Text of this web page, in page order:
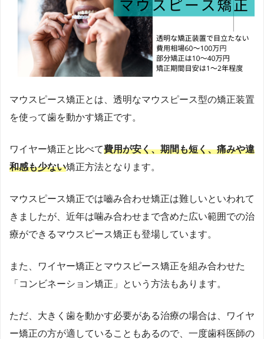
マウスピース矯正とは、透明なマウスピース型の矯正装置
を使って歯を動かす矯正です。
ワイヤー矯正と比べて費用が安く、期間も短く、痛みや違
和感も少ない矯正方法となります。
マウスピース矯正では嚙み合わせ矯正は難しいといわれて
きましたが、近年は噛み合わせまで含めた広い範囲での治
療ができるマウスピース矯正も登場しています。
また、ワイヤー矯正とマウスピース矯正を組み合わせた
「コンビネーション矯正」という方法もあります。
ただ、大きく歯を動かす必要がある治療の場合は、ワイヤ
ー矯正の方が適していることもあるので、一度歯科医師の